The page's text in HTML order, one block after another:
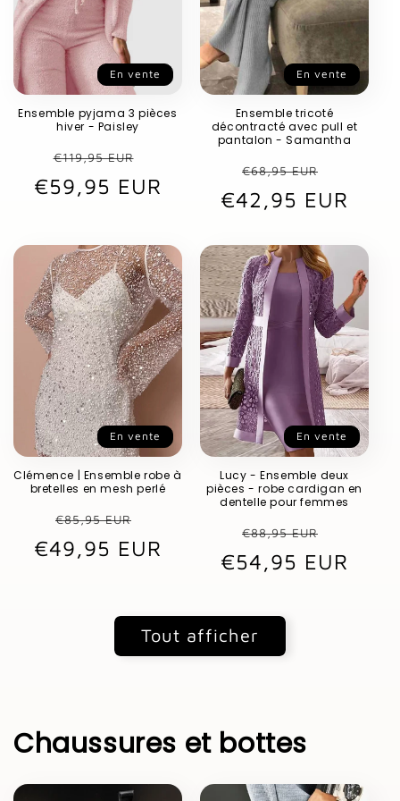
En vente
Ensemble pyjama 3 pièces
hiver - Paisley
Prix
habituel
€119,95 EUR
promotionnel
€59,95 EUR
En vente
Ensemble tricoté
décontracté avec pull et
pantalon - Samantha
Prix
habituel
€68,95 EUR
€42,95 EUR
En vente
Clémence | Ensemble robe à
bretelles en mesh perlé
Prix
habituel
€85,95 EUR
promotionnel
€49,95 EUR
En vente
Lucy - Ensemble deux
pièces - robe cardigan en
dentelle pour femmes
Prix
habituel
€88,95 EUR
€54,95 EUR
Tout afficher
Chaussures et bottes